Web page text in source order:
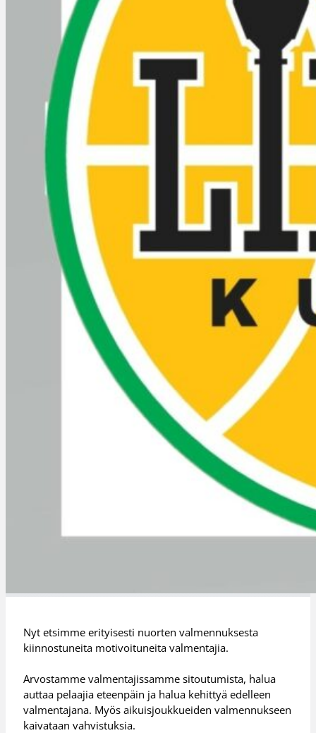
Nyt etsimme erityisesti nuorten valmennuksesta
kiinnostuneita motivoituneita valmentajia.
Arvostamme valmentajissamme sitoutumista, halua
auttaa pelaajia eteenpäin ja halua kehittyä edelleen
valmentajana. Myös aikuisjoukkueiden valmennukseen
kaivataan vahvistuksia.